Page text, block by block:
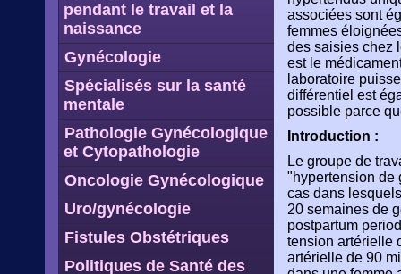
pendant le travail et la
naissance
Gynécologie
Spécialisés sur la santé
mentale
Pathologie Gynécologique
et Cytopathologie
Oncologie Gynécologique
Uro/gynécologie
Fistules Obstétriques
Politiques de Santé des
associées sont
femmes
des saisies chez
est le
laboratoire
différentiel est
possible parce
Introduction :
Le groupe de
"hypertension de
cas dans
20 semaines de
postpartum
tension artérielle
artérielle de 90